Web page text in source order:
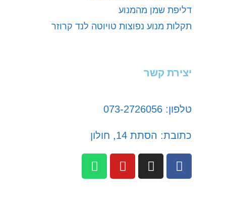
דליפת שמן מהמנוע
תקלות מנוע נפוצות טויוטה לנד קרוזר
יצירת קשר
טלפון: 073-2726056
כתובת: הסתת 14, חולון